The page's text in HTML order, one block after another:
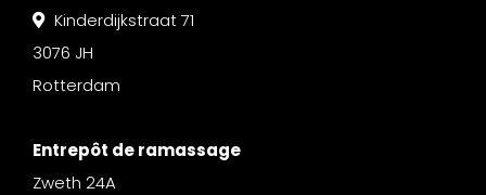
Kinderdijkstraat 71
3076 JH
Rotterdam
Entrepôt de ramassage
Zweth 24A